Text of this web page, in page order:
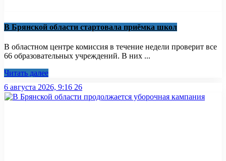
В Брянской области стартовала приёмка школ
В областном центре комиссия в течение недели проверит все
66 образовательных учреждений. В них ...
Читать далее
6 августа 2026, 9:16 26